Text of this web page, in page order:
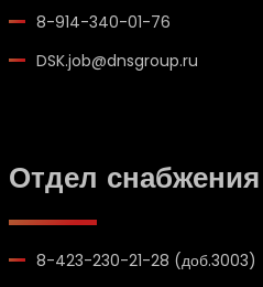
8-914-340-01-76
DSK.job@dnsgroup.ru
Отдел снабжения
8-423-230-21-28 (доб.3003)